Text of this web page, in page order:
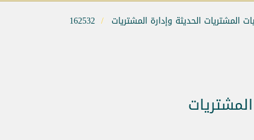
المشتريات الحديثة وإدارة المشتريات 162532